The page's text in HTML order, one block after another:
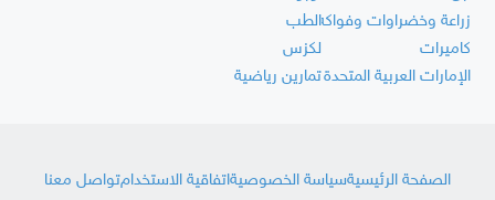
زراعة وخضراوات وفواكهالطب
كاميرات
لكزس
الإمارات العربية المتحدةتمارين رياضية
الصفحة الرئيسيةسياسة الخصوصيةاتفاقية الاستخدامتواصل معنا